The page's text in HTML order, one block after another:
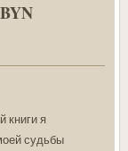
книги я
судьбы